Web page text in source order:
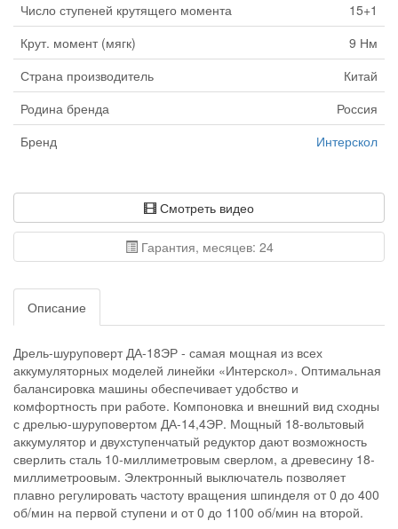
Число ступеней крутящего момента
15+1
Крут. момент (мягк)
9 Нм
Страна производитель
Китай
Родина бренда
Россия
Бренд
Интерскол
Смотреть видео
Гарантия, месяцев: 24
Описание
Дрель-шуруповерт ДА-18ЭР - самая мощная из всех
аккумуляторных моделей линейки «Интерскол». Оптимальная
балансировка машины обеспечивает удобство и
комфортность при работе. Компоновка и внешний вид сходны
с дрелью-шуруповертом ДА-14,4ЭР. Мощный 18-вольтовый
аккумулятор и двухступенчатый редуктор дают возможность
сверлить сталь 10-миллиметровым сверлом, а древесину 18-
миллиметроовым. Электронный выключатель позволяет
плавно регулировать частоту вращения шпинделя от 0 до 400
об/мин на первой ступени и от 0 до 1100 об/мин на второй.